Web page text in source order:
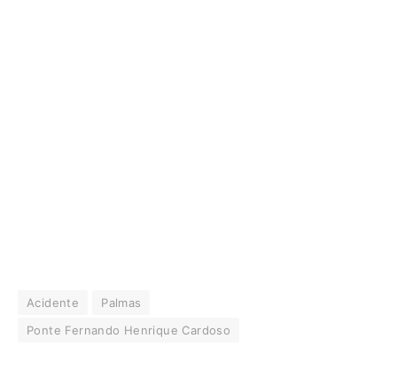
Acidente
Palmas
Ponte Fernando Henrique Cardoso